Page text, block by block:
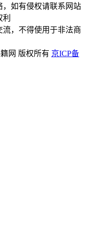
如有侵权请联系网站
，不得使用于非法商
网 版权所有 京ICP备